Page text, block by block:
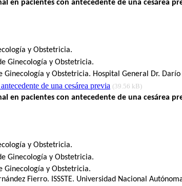
en pacientes con antecedente de una cesárea
y Obstetricia.
Ginecología y Obstetricia.
Ginecología y Obstetricia. Hospital General Dr.
de una cesárea previa (39.56 kB)
en pacientes con antecedente de una cesárea
y Obstetricia.
Ginecología y Obstetricia.
Ginecología y Obstetricia.
Fierro. ISSSTE. Universidad Nacional